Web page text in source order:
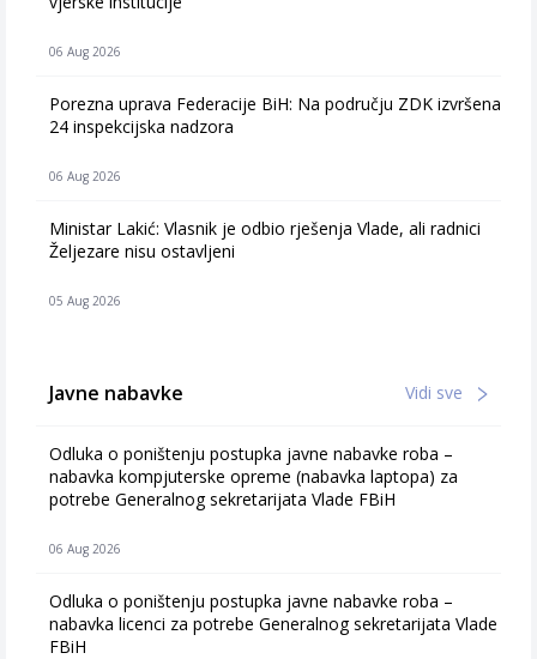
06 Aug 2026
Porezna uprava Federacije BiH: Na području ZDK izvršena
24 inspekcijska nadzora
06 Aug 2026
Ministar Lakić: Vlasnik je odbio rješenja Vlade, ali radnici
Željezare nisu ostavljeni
05 Aug 2026
Javne nabavke Vidi sve
Odluka o poništenju postupka javne nabavke roba –
nabavka kompjuterske opreme (nabavka laptopa) za
potrebe Generalnog sekretarijata Vlade FBiH
06 Aug 2026
Odluka o poništenju postupka javne nabavke roba –
nabavka licenci za potrebe Generalnog sekretarijata Vlade
FBiH